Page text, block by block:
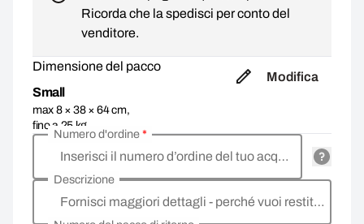
Ricorda che la spedisci per conto del
venditore.
Dimensione del pacco
Small
max 8 × 38 × 64 cm,
fino a 25 kg
Modifica
Inserisci il numero d’ordine del tuo acquisto
Numero d'ordine*
Fornisci maggiori dettagli - perché vuoi restituire la merce, qual è il motivo?
Descrizione